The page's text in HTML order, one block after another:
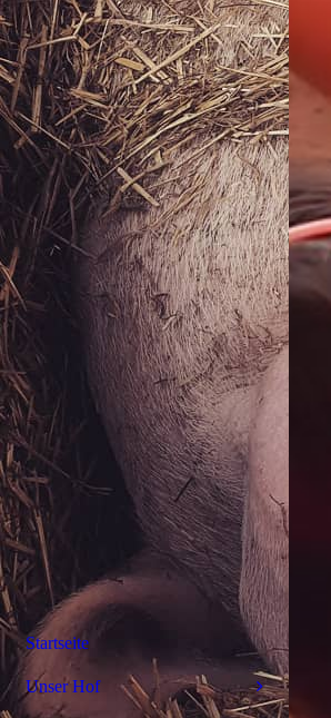
Startseite
Unser Hof